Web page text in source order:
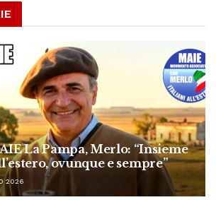
La Pampa, Merlo: “Insieme
ovunque e sempre”
2026